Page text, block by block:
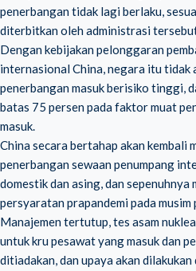
penerbangan tidak lagi berlaku,
diterbitkan oleh administrasi
Dengan kebijakan pelonggaran
internasional China, negara itu tidak
penerbangan masuk berisiko tinggi,
batas 75 persen pada faktor muat
masuk.
China secara bertahap akan kembali
penerbangan sewaan penumpang
domestik dan asing, dan sepenuhnya
persyaratan prapandemi pada
Manajemen tertutup, tes asam
untuk kru pesawat yang masuk dan
ditiadakan, dan upaya akan